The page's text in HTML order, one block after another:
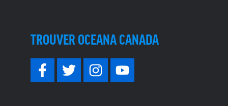
TROUVER OCEANA CANADA